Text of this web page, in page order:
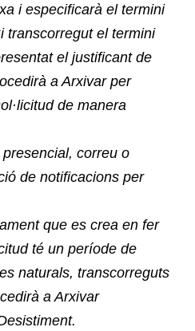
i especificarà el termini
transcorregut el termini
el justificant de
a Arxivar per
de manera
correu o
de notificacions per
que es crea en fer
té un període de
naturals, transcorreguts
a Arxivar